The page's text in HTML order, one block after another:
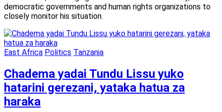
democratic governments and human rights organizations to
closely monitor his situation.
East Africa Politics Tanzania
Chadema yadai Tundu Lissu yuko
hatarini gerezani, yataka hatua za
haraka